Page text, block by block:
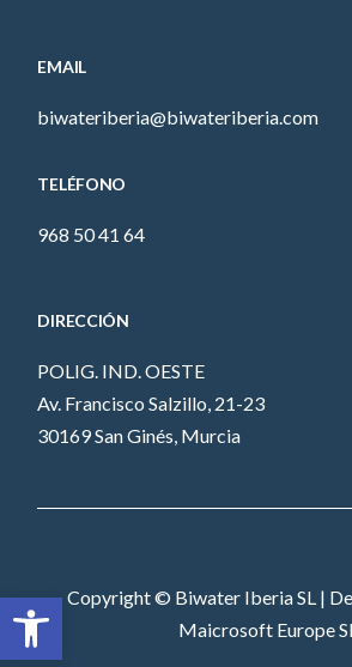
Abrir barra de
EMAIL
biwateriberia@biwateriberia.com
TELÉFONO
968 50 41 64
DIRECCIÓN
POLIG. IND. OESTE
Av. Francisco Salzillo, 21-23
30169 San Ginés, Murcia
Copyright © Biwater Iberia SL |
Maicrosoft Europe